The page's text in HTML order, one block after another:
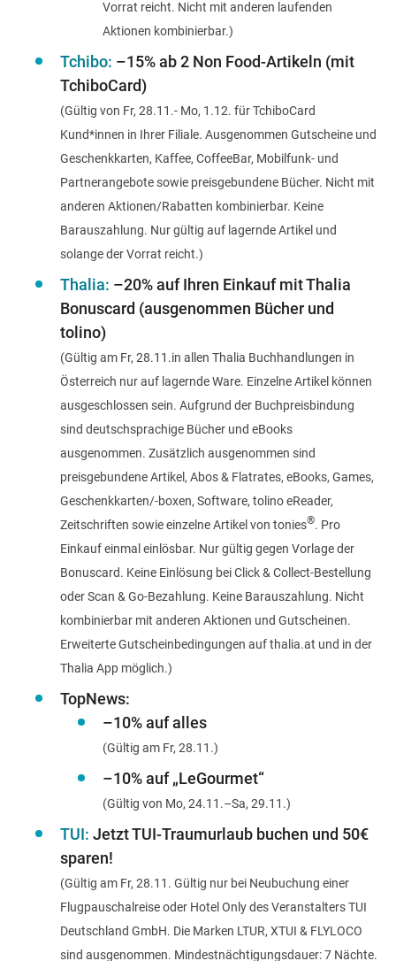
Vorrat reicht. Nicht mit anderen laufenden
Aktionen kombinierbar.)
Tchibo: –15% ab 2 Non Food-Artikeln (mit
TchiboCard)
(Gültig von Fr, 28.11.- Mo, 1.12. für TchiboCard
Kund*innen in Ihrer Filiale. Ausgenommen Gutscheine und
Geschenkkarten, Kaffee, CoffeeBar, Mobilfunk- und
Partnerangebote sowie preisgebundene Bücher. Nicht mit
anderen Aktionen/Rabatten kombinierbar. Keine
Barauszahlung. Nur gültig auf lagernde Artikel und
solange der Vorrat reicht.)
Thalia: –20% auf Ihren Einkauf mit Thalia
Bonuscard (ausgenommen Bücher und
tolino)
(Gültig am Fr, 28.11.in allen Thalia Buchhandlungen in
Österreich nur auf lagernde Ware. Einzelne Artikel können
ausgeschlossen sein. Aufgrund der Buchpreisbindung
sind deutschsprachige Bücher und eBooks
ausgenommen. Zusätzlich ausgenommen sind
preisgebundene Artikel, Abos & Flatrates, eBooks, Games,
Geschenkkarten/-boxen, Software, tolino eReader,
Zeitschriften sowie einzelne Artikel von tonies®. Pro
Einkauf einmal einlösbar. Nur gültig gegen Vorlage der
Bonuscard. Keine Einlösung bei Click & Collect-Bestellung
oder Scan & Go-Bezahlung. Keine Barauszahlung. Nicht
kombinierbar mit anderen Aktionen und Gutscheinen.
Erweiterte Gutscheinbedingungen auf thalia.at und in der
Thalia App möglich.)
TopNews:
–10% auf alles
(Gültig am Fr, 28.11.)
–10% auf „LeGourmet“
(Gültig von Mo, 24.11.–Sa, 29.11.)
TUI: Jetzt TUI-Traumurlaub buchen und 50€
sparen!
(Gültig am Fr, 28.11. Gültig nur bei Neubuchung einer
Flugpauschalreise oder Hotel Only des Veranstalters TUI
Deutschland GmbH. Die Marken LTUR, XTUI & FLYLOCO
sind ausgenommen. Mindestnächtigungsdauer: 7 Nächte.